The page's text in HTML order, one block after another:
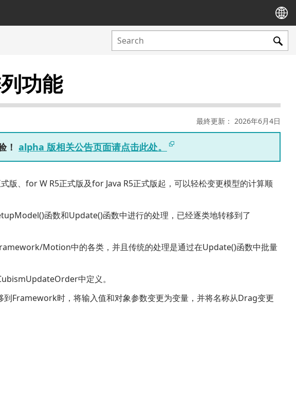
功能
最終更新： 2026年6月4日
！ alpha 版相关公告页面请点击此处。
版、for W R5正式版及for Java R5正式版起，可以轻松变更模型的计算顺
函数和Update()函数中进行的处理，已经逐类地转移到了
Motion中的各类，并且传统的处理是通过在Update()函数中批量
中定义。
Framework时，将输入值和对象参数变更为变量，并将名称从Drag变更